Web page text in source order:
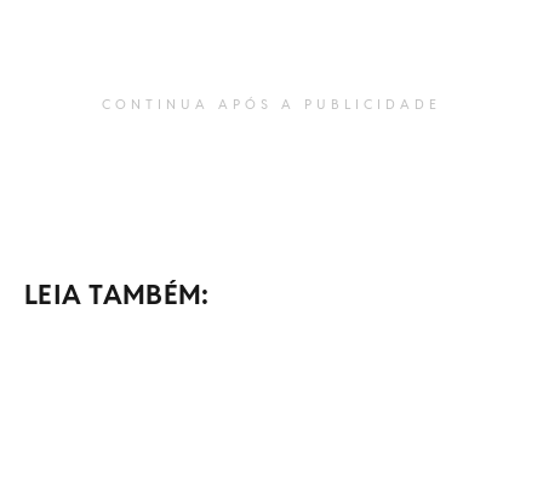
CONTINUA APÓS A PUBLICIDADE
LEIA TAMBÉM: